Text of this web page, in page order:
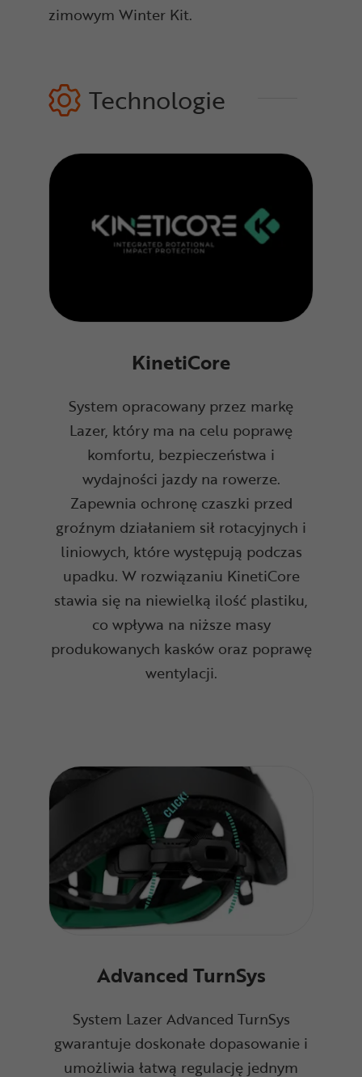
zimowym Winter Kit.
Technologie
KinetiCore
System opracowany przez markę
Lazer, który ma na celu poprawę
komfortu, bezpieczeństwa i
wydajności jazdy na rowerze.
Zapewnia ochronę czaszki przed
groźnym działaniem sił rotacyjnych i
liniowych, które występują podczas
upadku. W rozwiązaniu KinetiCore
stawia się na niewielką ilość plastiku,
co wpływa na niższe masy
produkowanych kasków oraz poprawę
wentylacji.
Advanced TurnSys
System Lazer Advanced TurnSys
gwarantuje doskonałe dopasowanie i
umożliwia łatwą regulację jednym